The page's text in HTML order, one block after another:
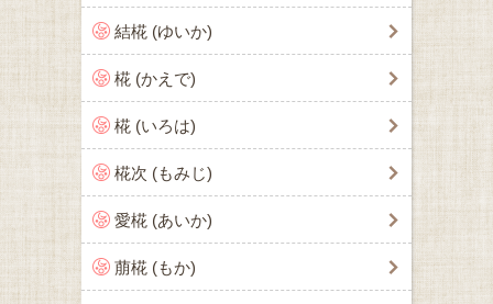
結椛 (ゆいか)
椛 (かえで)
椛 (いろは)
椛次 (もみじ)
愛椛 (あいか)
萠椛 (もか)